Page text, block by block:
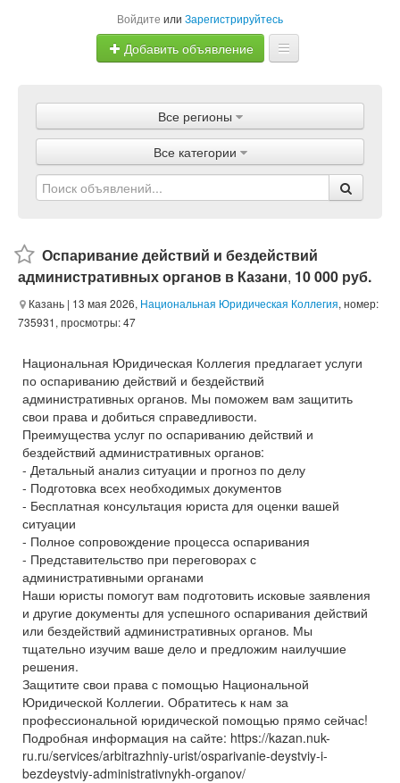
Войдите или Зарегистрируйтесь
Добавить объявление
Объявления
Магазины
Услуги
Все регионы
Все категории
Оспаривание действий и бездействий
административных органов в Казани, 10 000 руб.
Казань | 13 мая 2026, Национальная Юридическая Коллегия, номер:
735931, просмотры: 47
Национальная Юридическая Коллегия предлагает услуги
по оспариванию действий и бездействий
административных органов. Мы поможем вам защитить
свои права и добиться справедливости.
Преимущества услуг по оспариванию действий и
бездействий административных органов:
- Детальный анализ ситуации и прогноз по делу
- Подготовка всех необходимых документов
- Бесплатная консультация юриста для оценки вашей
ситуации
- Полное сопровождение процесса оспаривания
- Представительство при переговорах с
административными органами
Наши юристы помогут вам подготовить исковые заявления
и другие документы для успешного оспаривания действий
или бездействий административных органов. Мы
тщательно изучим ваше дело и предложим наилучшие
решения.
Защитите свои права с помощью Национальной
Юридической Коллегии. Обратитесь к нам за
профессиональной юридической помощью прямо сейчас!
Подробная информация на сайте: https://kazan.nuk-
ru.ru/services/arbitrazhniy-urist/osparivanie-deystviy-i-
bezdeystviy-administrativnykh-organov/